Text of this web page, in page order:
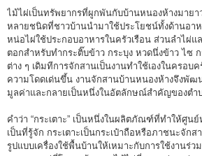
ไม้ไผ่เป็นทรัพยากรที่ผูกพันกับบ้านหนองห้างมาย
หลายชนิดที่ชาวบ้านนำมาใช้ประโยชน์ทั้งด้านอาห
หน่อไผ่ใช้ประกอบอาหารในครัวเรือน ส่วนลำไผ่แ
ตอกสำหรับทำกระติ๊บข้าว กระบุง หวดนึ่งข้าว ไซ
ต่าง ๆ เดิมทีการจักสานเป็นงานทำใช้เองในครอบ
ความโดดเด่นขึ้น งานจักสานบ้านหนองห้างจึงพั
มูลค่าและกลายเป็นหนึ่งในอัตลักษณ์สำคัญของตำ
คำว่า “กระเตาะ” เป็นหนึ่งในผลิตภัณฑ์ที่ทำให้ศูน
เป็นที่รู้จัก กระเตาะเป็นกระเป๋าถือหรือภาชนะจัก
รูปแบบเครื่องใช้พื้นบ้านให้เหมาะกับการใช้งานร่